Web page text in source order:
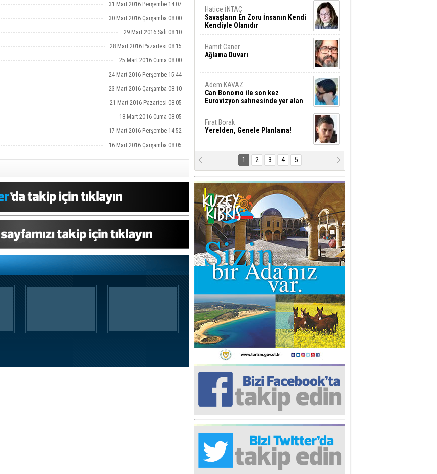
31 Mart 2016 Perşembe 14:07
30 Mart 2016 Çarşamba 08:00
29 Mart 2016 Salı 08:10
28 Mart 2016 Pazartesi 08:15
25 Mart 2016 Cuma 08:00
24 Mart 2016 Perşembe 15:44
23 Mart 2016 Çarşamba 08:10
21 Mart 2016 Pazartesi 08:05
18 Mart 2016 Cuma 08:05
17 Mart 2016 Perşembe 14:52
16 Mart 2016 Çarşamba 08:05
Hatice İNTAÇ
Savaşların En Zoru İnsanın Kendi
Kendiyle Olanıdır
Hamit Caner
Ağlama Duvarı
Adem KAVAZ
Can Bonomo ile son kez
Eurovizyon sahnesinde yer alan
Türkiye 10 yıl aradan sonra
Fırat Borak
Yerelden, Genele Planlama!
Erkut YILMABAŞAR
Bayrak tartışmaları ve ihalesiz
işler!
Arif Alasya
2015 SONRASI VE AKINCI.
Fatma Baysal
SURLAR İÇİ’NDE KOLAYDIR ÖLMEK
Ediz TUNCEL
Göz göre göre…
Taner ULUTAŞ
İnşallah St. Lois ile Hakkaido
Adası gibi olmayız !...
Ali KİŞMİR
FIRSAT VE KORKU
Turgut ÇALICI
İki Lakırdı da benden!
Yrd. Doç. Ercan HOŞKARA
Yatırım Yapmazsan Var Olamazsın:
Hedefteki Kurum Kıb-Tek
Rana Sarro
Başıma gelen skandal olayı
1 2 3 4 5